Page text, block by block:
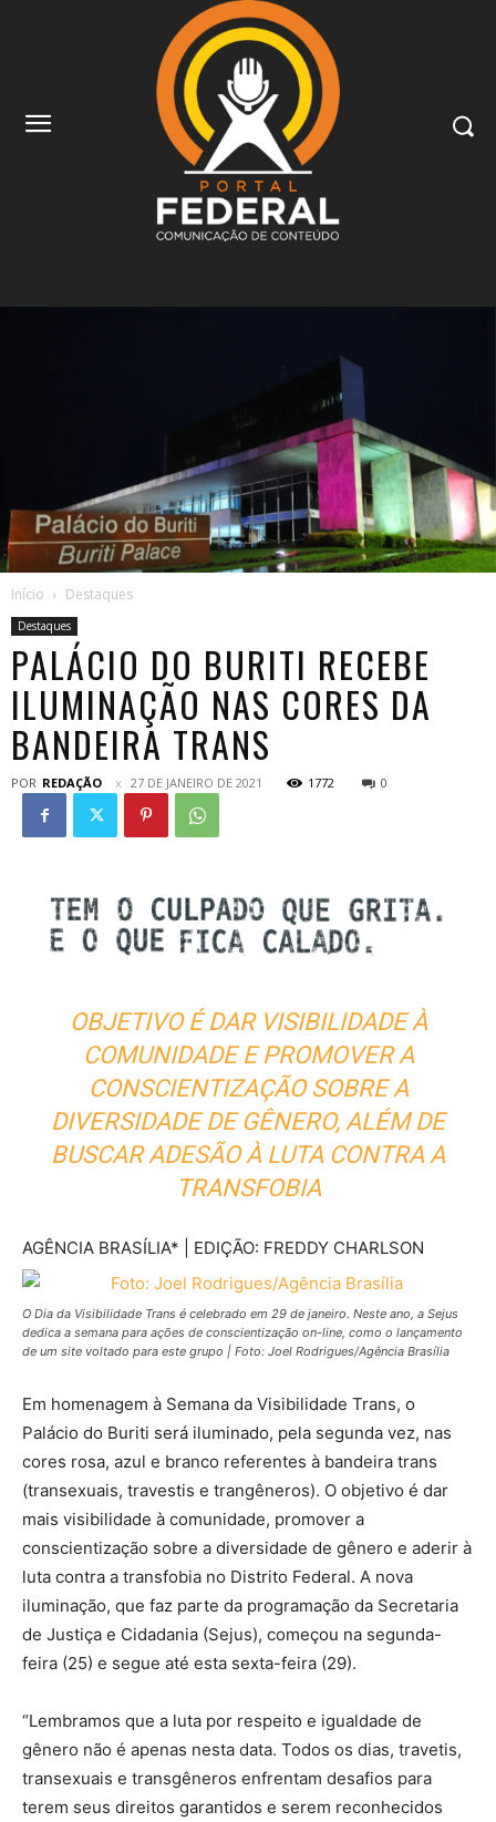
Início Destaques
Destaques
PALÁCIO DO BURITI RECEBE
ILUMINAÇÃO NAS CORES DA
BANDEIRA TRANS
POR REDAÇÃO 27 DE JANEIRO DE 2021 1772 0
OBJETIVO É DAR VISIBILIDADE À
COMUNIDADE E PROMOVER A
CONSCIENTIZAÇÃO SOBRE A
DIVERSIDADE DE GÊNERO, ALÉM DE
BUSCAR ADESÃO À LUTA CONTRA A
TRANSFOBIA
AGÊNCIA BRASÍLIA* | EDIÇÃO: FREDDY CHARLSON
O Dia da Visibilidade Trans é celebrado em 29 de janeiro. Neste ano, a Sejus
dedica a semana para ações de conscientização on-line, como o lançamento
de um site voltado para este grupo | Foto: Joel Rodrigues/Agência Brasília
Em homenagem à Semana da Visibilidade Trans, o
Palácio do Buriti será iluminado, pela segunda vez, nas
cores rosa, azul e branco referentes à bandeira trans
(transexuais, travestis e trangêneros). O objetivo é dar
mais visibilidade à comunidade, promover a
conscientização sobre a diversidade de gênero e aderir à
luta contra a transfobia no Distrito Federal. A nova
iluminação, que faz parte da programação da Secretaria
de Justiça e Cidadania (Sejus), começou na segunda-
feira (25) e segue até esta sexta-feira (29).
“Lembramos que a luta por respeito e igualdade de
gênero não é apenas nesta data. Todos os dias, travetis,
transexuais e transgêneros enfrentam desafios para
terem seus direitos garantidos e serem reconhecidos